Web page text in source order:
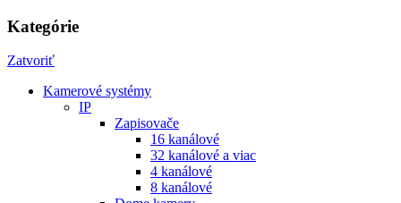
Kategórie
Zatvoriť
Kamerové systémy
IP
Zapisovače
16 kanálové
32 kanálové a viac
4 kanálové
8 kanálové